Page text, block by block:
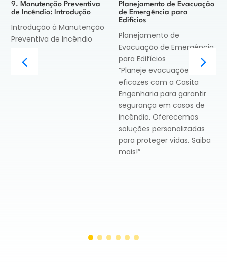
9. Manutenção Preventiva
de Incêndio: Introdução
Introdução à Manutenção
Preventiva de Incêndio
Planejamento de Evacuação
de Emergência para
Edifícios
Planejamento de
Evacuação de Emergência
para Edifícios
“Planeje evacuações
eficazes com a Casita
Engenharia para garantir
segurança em casos de
incêndio. Oferecemos
soluções personalizadas
para proteger vidas. Saiba
mais!”